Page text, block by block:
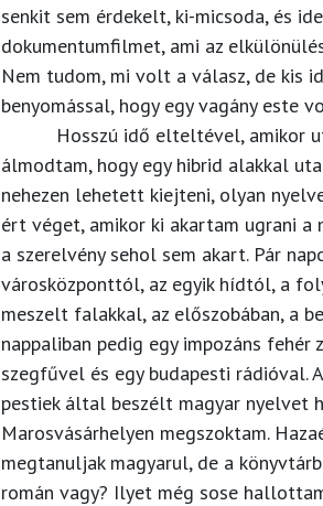
senkit sem érdekelt, ki-micsoda, és
dokumentumfilmet, ami az
Nem tudom, mi volt a válasz, de kis
benyomással, hogy egy vagány
Hosszú idő elteltével, amikor
álmodtam, hogy egy hibrid alakkal
nehezen lehetett kiejteni, olyan
ért véget, amikor ki akartam ugrani
a szerelvény sehol sem akart. Pár
városközponttól, az egyik hídtól, a
meszelt falakkal, az előszobában, a
nappaliban pedig egy impozáns fehér
szegfűvel és egy budapesti rádióval.
pestiek által beszélt magyar
Marosvásárhelyen megszoktam.
megtanuljak magyarul, de a
román vagy? Ilyet még sose